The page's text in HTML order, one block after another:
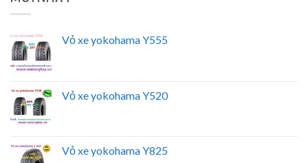
Vỏ xe yokohama Y555
Vỏ xe yokohama Y520
Vỏ xe yokohama Y825